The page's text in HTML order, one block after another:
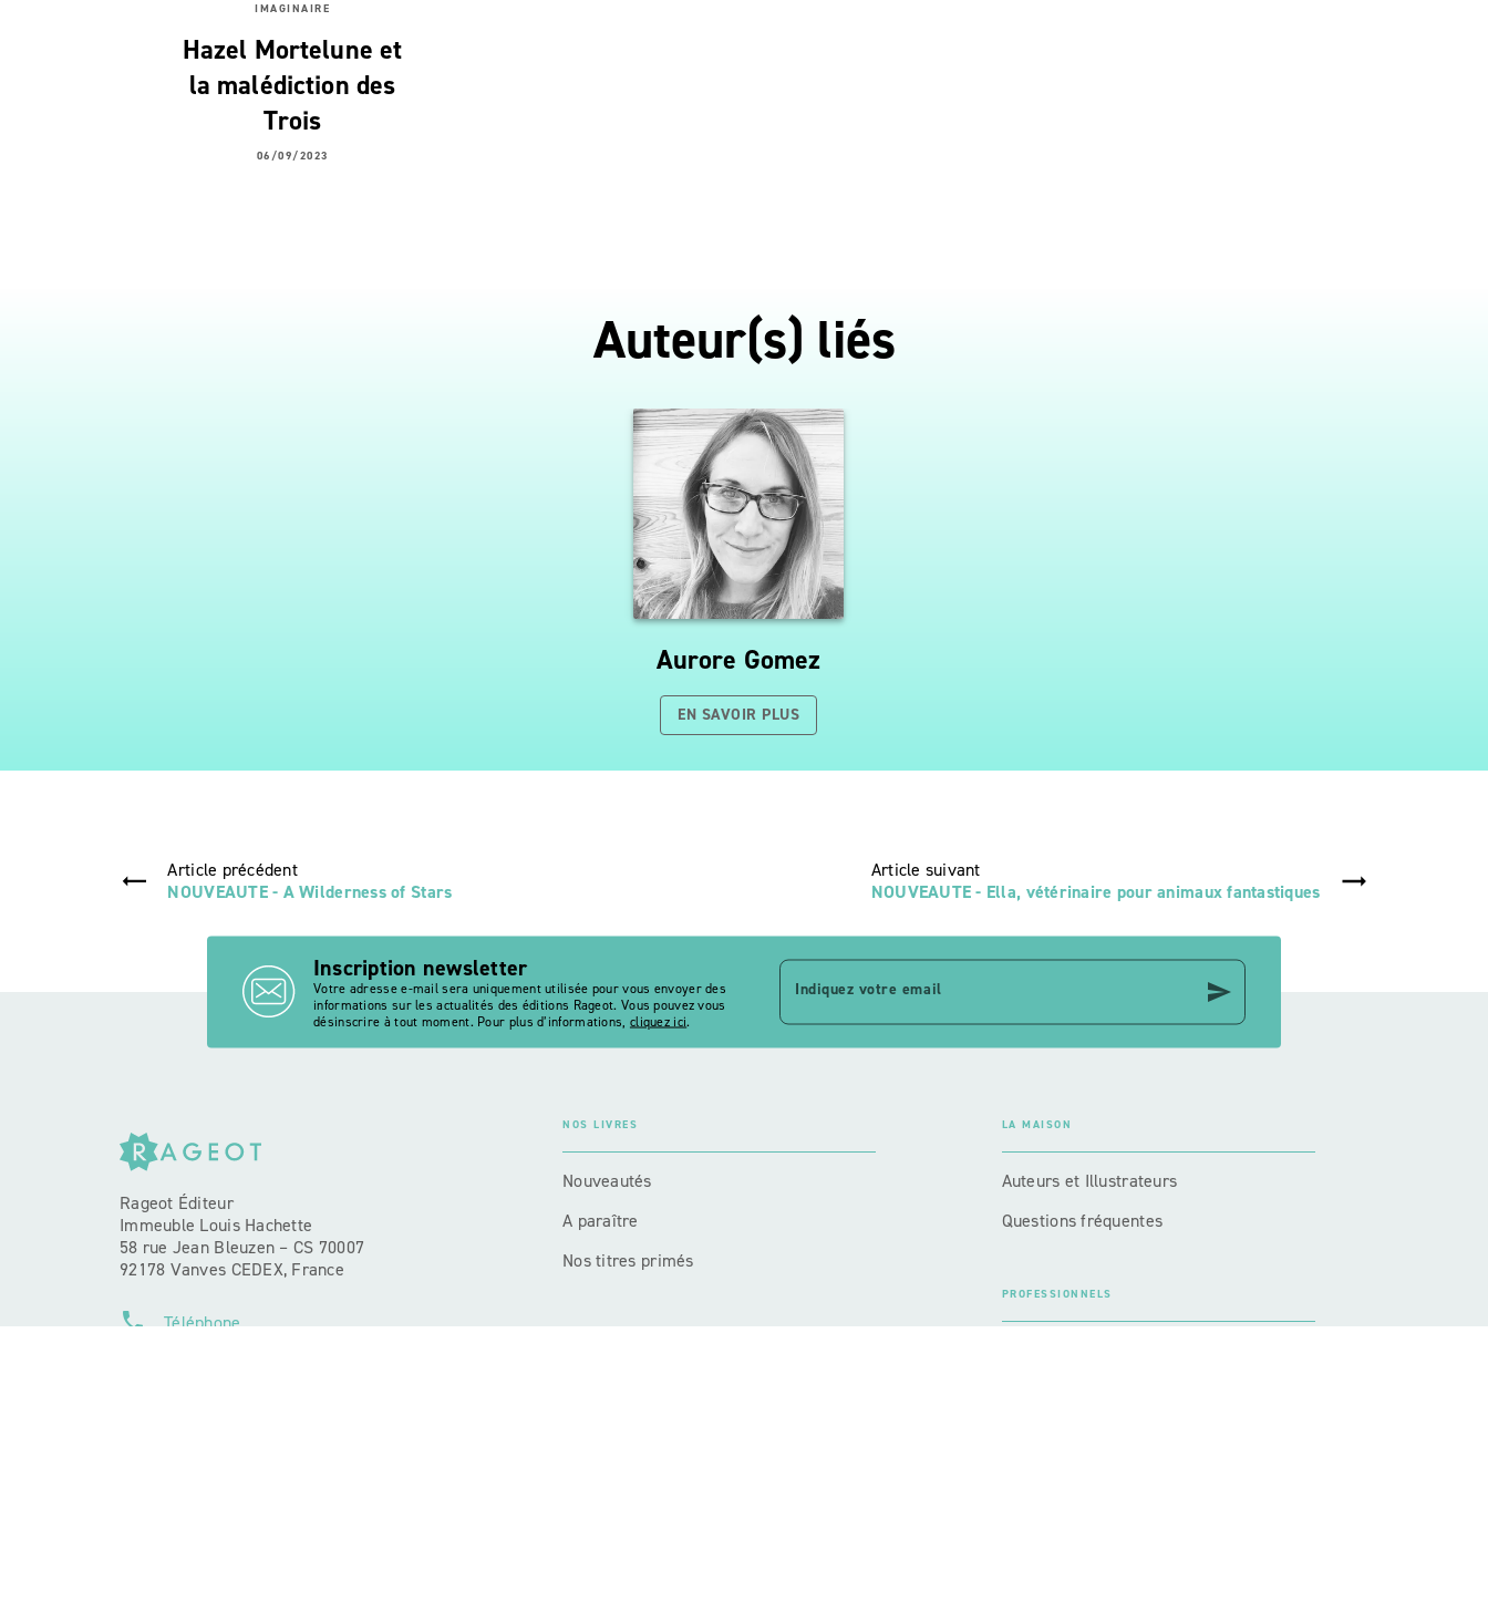
IMAGINAIRE
Hazel Mortelune et
la malédiction des
Trois
06/09/2023
Auteur(s) liés
Aurore Gomez
EN SAVOIR PLUS
Article précédent
NOUVEAUTE - A Wilderness of Stars
Article suivant
NOUVEAUTE - Ella, vétérinaire pour animaux fantastiques
Inscription newsletter
Votre adresse e-mail sera uniquement utilisée pour vous envoyer des
informations sur les actualités des éditions Rageot. Vous pouvez vous
désinscrire à tout moment. Pour plus d’informations, cliquez ici.
Indiquez votre email send
Rageot Éditeur
Immeuble Louis Hachette
58 rue Jean Bleuzen – CS 70007
92178 Vanves CEDEX, France
phone Téléphone
NOS LIVRES
Nouveautés
A paraître
Nos titres primés
LA MAISON
Auteurs et Illustrateurs
Questions fréquentes
PROFESSIONNELS